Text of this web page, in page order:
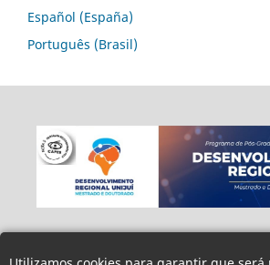
Español (España)
Português (Brasil)